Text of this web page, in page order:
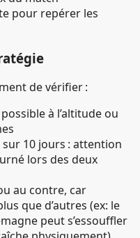
pour repérer les
de vérifier :
à l’altitude ou
sur 10 jours : attention
lors des deux
au contre, car
que d’autres (ex: le
peut s’essouffler